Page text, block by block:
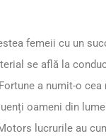
femeii cu un
se află la
a numit-o
oameni din
lucrurile au